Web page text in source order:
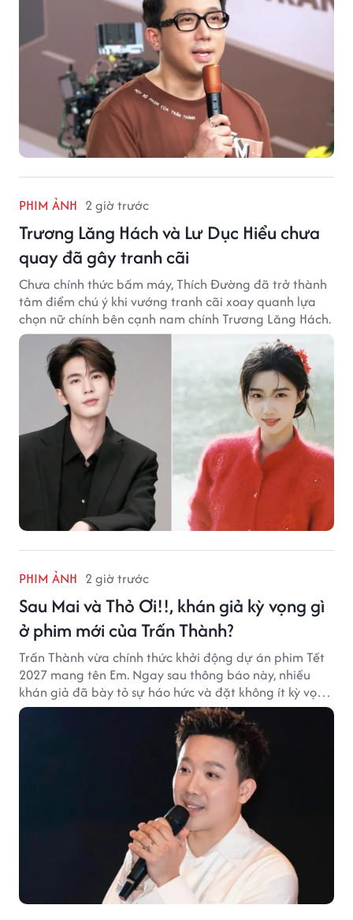
PHIM ẢNH 2 giờ trước
Trương Lăng Hách và Lư Dục Hiểu chưa
quay đã gây tranh cãi
Chưa chính thức bấm máy, Thích Đường đã trở thành
tâm điểm chú ý khi vướng tranh cãi xoay quanh lựa
chọn nữ chính bên cạnh nam chính Trương Lăng Hách.
PHIM ẢNH 2 giờ trước
Sau Mai và Thỏ Ơi!!, khán giả kỳ vọng gì
ở phim mới của Trấn Thành?
Trấn Thành vừa chính thức khởi động dự án phim Tết
2027 mang tên Em. Ngay sau thông báo này, nhiều
khán giả đã bày tỏ sự háo hức và đặt không ít kỳ vọng
vào bộ phim mới của Trấn Thành.